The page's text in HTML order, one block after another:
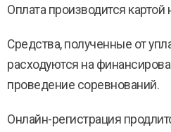
Оплата производится картой
Средства, полученные от
расходуются на
проведение соревнований.
Онлайн-регистрация